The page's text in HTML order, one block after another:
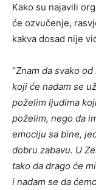
Kako su najavili
će ozvučenje,
kakva dosad nije
“Znam da svako
koji će nadam se
poželim ljudima
poželim, nego da
emociju sa bine,
dobru zabavu. U
tako da drago će
i nadam se da